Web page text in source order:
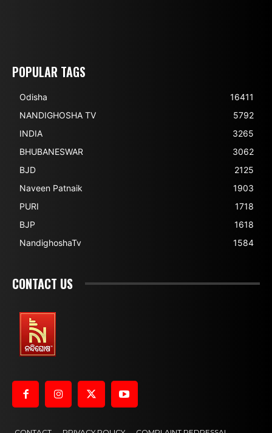
POPULAR TAGS
Odisha
16411
NANDIGHOSHA TV
5792
INDIA
3265
BHUBANESWAR
3062
BJD
2125
Naveen Patnaik
1903
PURI
1718
BJP
1618
NandighoshaTv
1584
CONTACT US